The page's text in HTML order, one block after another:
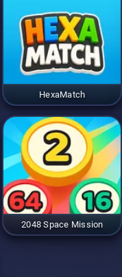
HexaMatch
2048 Space Mission